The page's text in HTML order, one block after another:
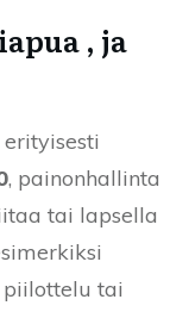
, ja
, painonhallinta
tai lapsella
piilottelu tai